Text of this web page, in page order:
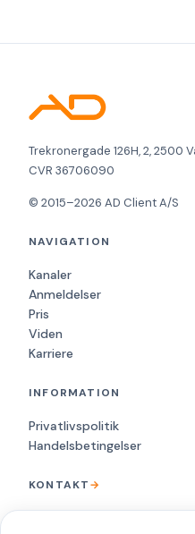
Trekronergade 126H, 2, 2500
CVR 36706090
© 2015–2026 AD Client A/S
NAVIGATION
Kanaler
Anmeldelser
Pris
Viden
Karriere
INFORMATION
Privatlivspolitik
Handelsbetingelser
KONTAKT→